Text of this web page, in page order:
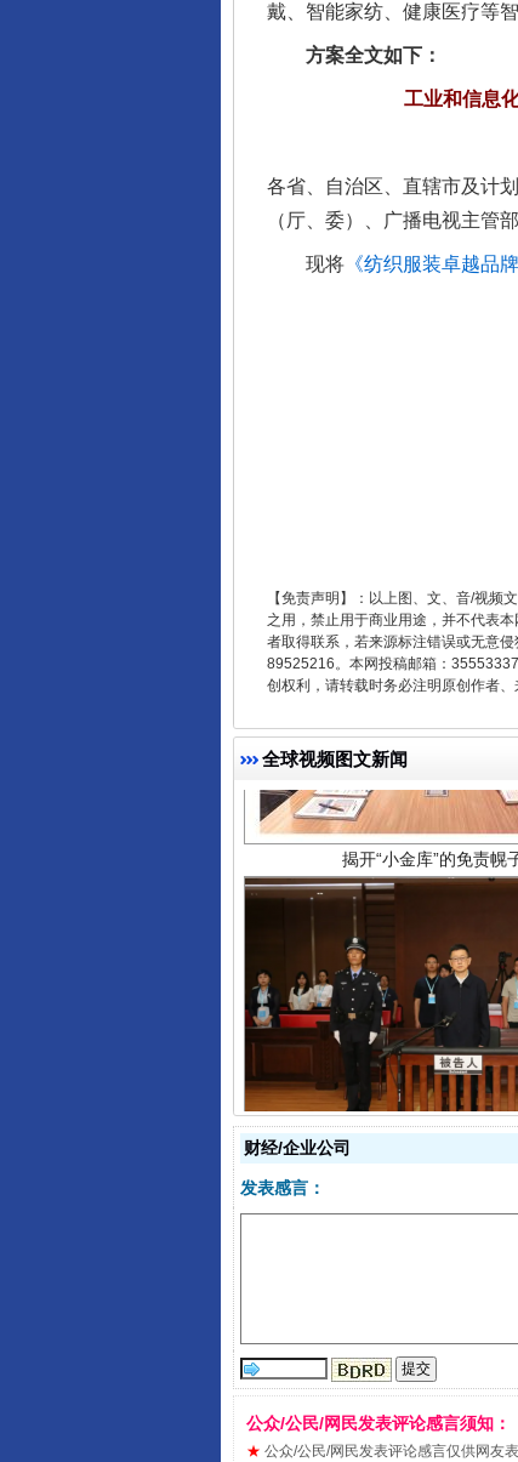
戴、智能家纺、健康医疗等智
方案全文如下：
工业和信息
各省、自治区、直辖市及计
（厅、委）、广播电视主管
现将 《纺织服装卓越品
【免责声明】：以上图、文、音/视
之用，禁止用于商业用途，并不代表
者取得联系，若来源标注错误或无意
89525216。本网投稿邮箱：
创权利，请转载时务必注明原创作者、
全球视频图文新闻
东山县通报“牛蛙产品抗生素
揭开“小金库”的免责幌
受贿1.44亿！段成刚被判
全民健身五年计划来了！等
财经/企业公司
发表感言：
公众/公民/网民发表评论感言须知：
★ 公众/公民/网民发表评论感言仅供网友